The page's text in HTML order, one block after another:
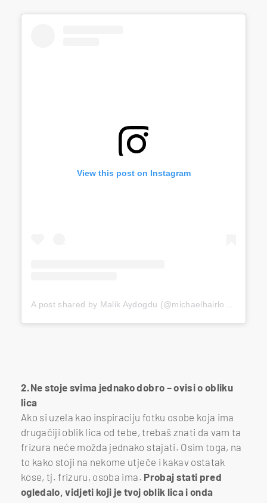
View this post on Instagram
2.Ne stoje svima jednako dobro – ovisi o obliku
lica
Ako si uzela kao inspiraciju fotku osobe koja ima
drugačiji oblik lica od tebe, trebaš znati da vam ta
frizura neće možda jednako stajati. Osim toga, na
to kako stoji na nekome utječe i kakav ostatak
kose, tj. frizuru, osoba ima. Probaj stati pred
ogledalo, vidjeti koji je tvoj oblik lica i onda